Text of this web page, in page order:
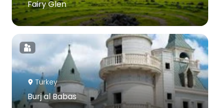
Fairy Glen
Turkey
Burj al Babas